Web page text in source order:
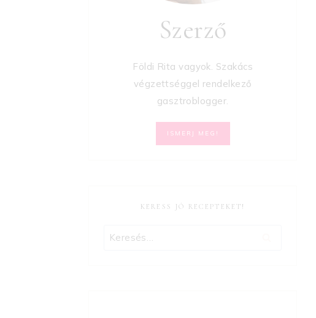
Szerző
Földi Rita vagyok. Szakács
végzettséggel rendelkező
gasztroblogger.
ISMERJ MEG!
KERESS JÓ RECEPTEKET!
Keresés: